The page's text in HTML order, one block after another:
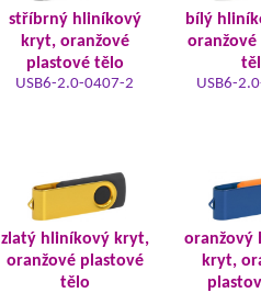
stříbrný hliníkový
kryt, oranžové
plastové tělo
USB6-2.0-0407-2
bílý
oranžové
USB6-
zlatý hliníkový kryt,
oranžové plastové
tělo
oranžový
kryt,